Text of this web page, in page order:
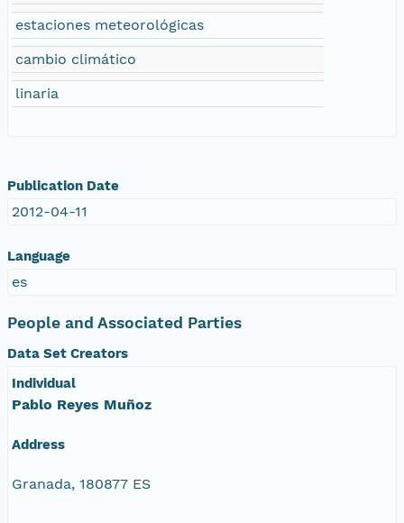
estaciones meteorológicas
cambio climático
linaria
Publication Date
2012-04-11
Language
es
People and Associated Parties
Data Set Creators
Individual
Pablo Reyes Muñoz
Address
Granada, 180877 ES